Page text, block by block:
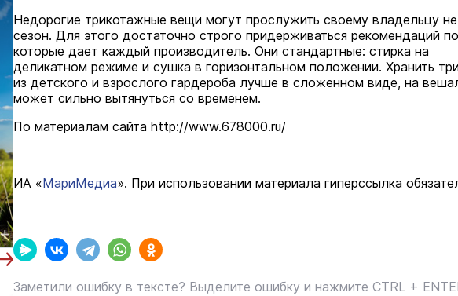
Недорогие трикотажные вещи могут прослужить своему владельцу
сезон. Для этого достаточно строго придерживаться рекомендаций
которые дает каждый производитель. Они стандартные: стирка на
деликатном режиме и сушка в горизонтальном положении. Хранить
из детского и взрослого гардероба лучше в сложенном виде, на
может сильно вытянуться со временем.
По материалам сайта http://www.678000.ru/
ИА «МариМедиа». При использовании материала гиперссылка
Заметили ошибку в тексте? Выделите ошибку и нажмите CTRL +